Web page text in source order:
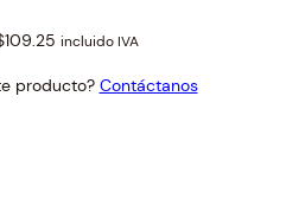
109.25 Current
is:
incluido IVA
producto? Contáctanos